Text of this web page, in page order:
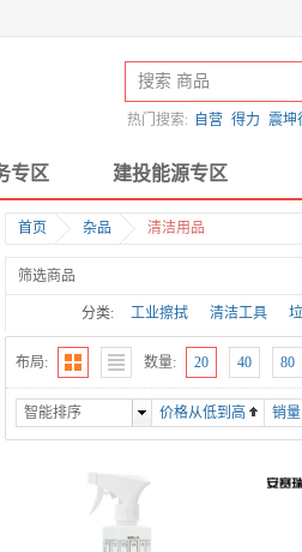
热门搜索: 自营 得力 震坤
专区 建投能源专区
计算机及配件
首页 杂品 清洁用品
筛选商品
分类: 工业擦拭 清洁工具
布局: 数量: 20 40 80
智能排序 价格从低到高 销量